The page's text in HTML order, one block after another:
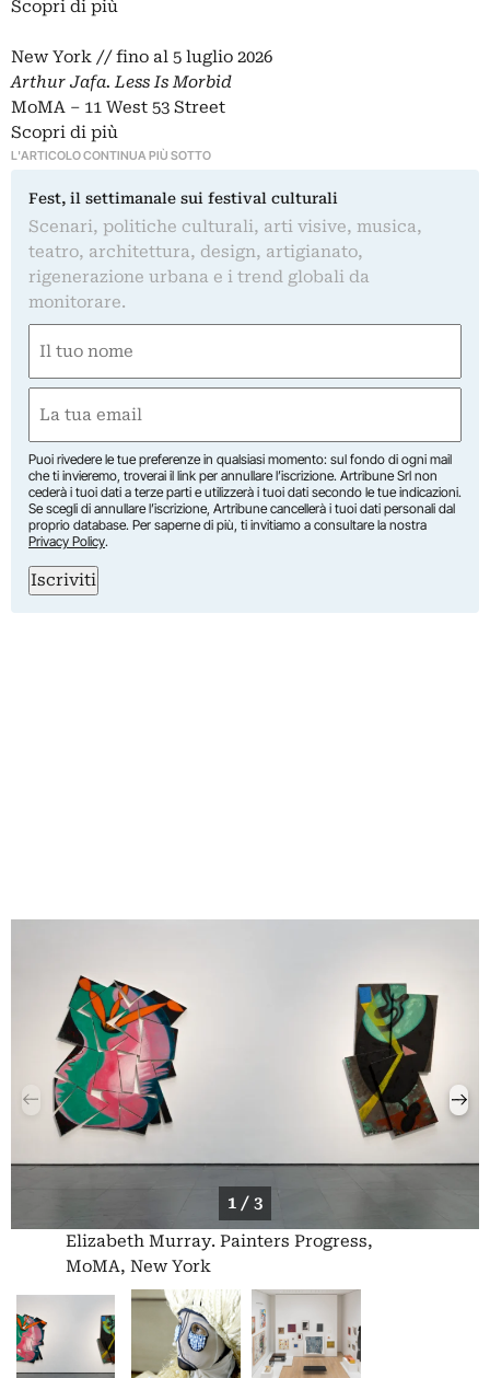
Scopri di più
New York // fino al 5 luglio 2026
Arthur Jafa. Less Is Morbid
MoMA – 11 West 53 Street
Scopri di più
L'ARTICOLO CONTINUA PIÙ SOTTO
Fest, il settimanale sui festival culturali
Scenari, politiche culturali, arti visive, musica,
teatro, architettura, design, artigianato,
rigenerazione urbana e i trend globali da
monitorare.
(Required)
First
(Required)
Puoi rivedere le tue preferenze in qualsiasi momento: sul fondo di ogni mail
che ti invieremo, troverai il link per annullare l’iscrizione. Artribune Srl non
cederà i tuoi dati a terze parti e utilizzerà i tuoi dati secondo le tue indicazioni.
Se scegli di annullare l’iscrizione, Artribune cancellerà i tuoi dati personali dal
proprio database. Per saperne di più, ti invitiamo a consultare la nostra
Privacy Policy.
Iscriviti
1 / 3
Elizabeth Murray. Painters Progress,
MoMA, New York